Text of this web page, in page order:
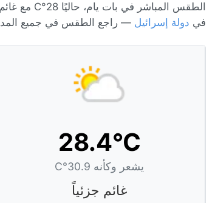
في دولة إسرائيل — راجع الطقس في جميع
28.4°C
يشعر وكأنه 30.9°C
غائم جزئياً